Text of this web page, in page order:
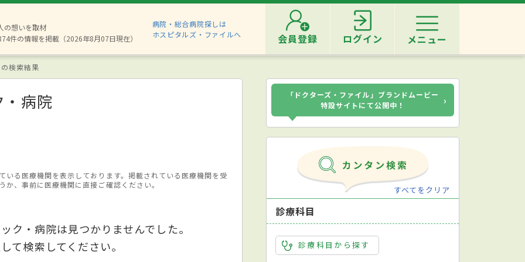
の想いを取材
件の情報を掲載（2026年8月07日現在）
病院・総合病院探しは
ホスピタルズ・ファイルへ
会員登録 ログイン メニュー
検索結果
病院
る医療機関を表示しております。掲載されている医療機関を受
、事前に医療機関に直接ご確認ください。
ク・病院は見つかりませんでした。
て検索してください。
「ドクターズ・ファイル」ブランドムービー
特設サイトにて公開中！
›
すべてをクリア
診療科目
診療科目から探す